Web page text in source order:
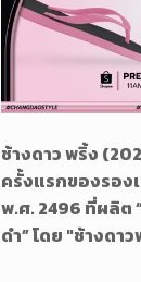
ช้างดาว พริ้ง
ครั้งแรกของรอง
พ.ศ. 2496 ที่ผลิต
ดำ” โดย "ช้างดา